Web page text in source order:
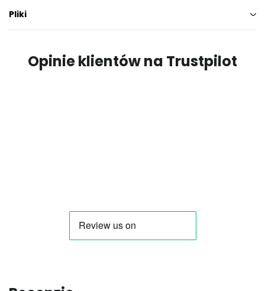
Pliki
Opinie klientów na Trustpilot